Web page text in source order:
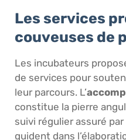
Les services
couveuses de
Les incubateurs
de services pour
leur parcours. L’
constitue la pierre
suivi régulier assuré
guident dans